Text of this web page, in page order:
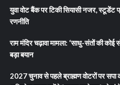
युवा वोट बैंक पर टिकी सियासी नजर, स्टूडेंट
रणनीति
राम मंदिर चढ़ावा मामला: ‘साधु-संतों की कोई
बड़ा बयान
2027 चुनाव से पहले ब्राह्मण वोटरों पर